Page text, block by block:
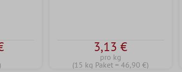
3,13 €
pro kg
(15 kg Paket = 46,90 €)